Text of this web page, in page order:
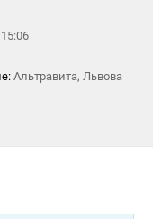
Альтравита, Львова